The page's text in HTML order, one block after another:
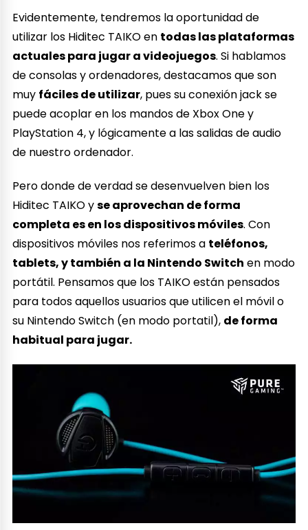
Evidentemente, tendremos la oportunidad de
utilizar los Hiditec TAIKO en todas las plataformas
actuales para jugar a videojuegos. Si hablamos
de consolas y ordenadores, destacamos que son
muy fáciles de utilizar, pues su conexión jack se
puede acoplar en los mandos de Xbox One y
PlayStation 4, y lógicamente a las salidas de audio
de nuestro ordenador.
Pero donde de verdad se desenvuelven bien los
Hiditec TAIKO yse aprovechan de forma
completa es en los dispositivos móviles. Con
dispositivos móviles nos referimos a teléfonos,
tablets, y también a la Nintendo Switch en modo
portátil. Pensamos que los TAIKO están pensados
para todos aquellos usuarios que utilicen el móvil o
su Nintendo Switch (en modo portatil), de forma
habitual para jugar.